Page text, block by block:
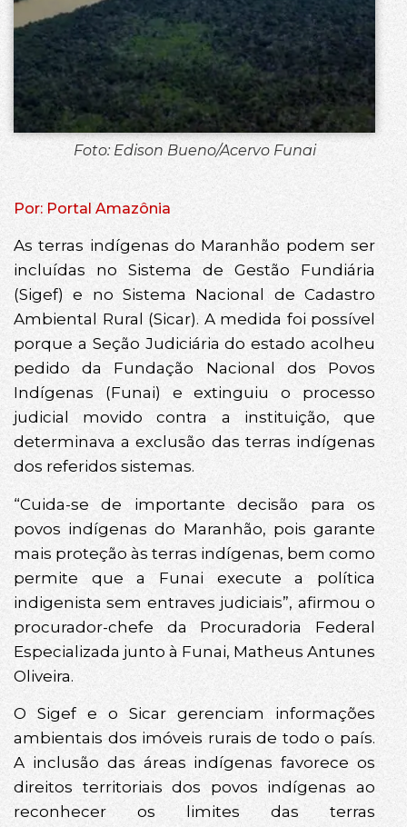
Foto: Edison Bueno/Acervo Funai
Por: Portal Amazônia
As terras indígenas do Maranhão podem ser
incluídas no Sistema de Gestão Fundiária
(Sigef) e no Sistema Nacional de Cadastro
Ambiental Rural (Sicar). A medida foi possível
porque a Seção Judiciária do estado acolheu
pedido da Fundação Nacional dos Povos
Indígenas (Funai) e extinguiu o processo
judicial movido contra a instituição, que
determinava a exclusão das terras indígenas
dos referidos sistemas.
“Cuida-se de importante decisão para os
povos indígenas do Maranhão, pois garante
mais proteção às terras indígenas, bem como
permite que a Funai execute a política
indigenista sem entraves judiciais”, afirmou o
procurador-chefe da Procuradoria Federal
Especializada junto à Funai, Matheus Antunes
Oliveira.
O Sigef e o Sicar gerenciam informações
ambientais dos imóveis rurais de todo o país.
A inclusão das áreas indígenas favorece os
direitos territoriais dos povos indígenas ao
reconhecer os limites das terras